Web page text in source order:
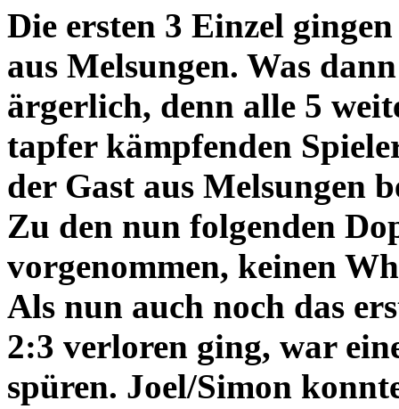
Die ersten 3 Einzel
aus Melsungen. Was
ärgerlich, denn alle 5
tapfer kämpfenden
der Gast aus Melsungen
Zu den nun folgenden
vorgenommen, keinen
Als nun auch noch das
2:3 verloren ging, war
spüren. Joel/Simon